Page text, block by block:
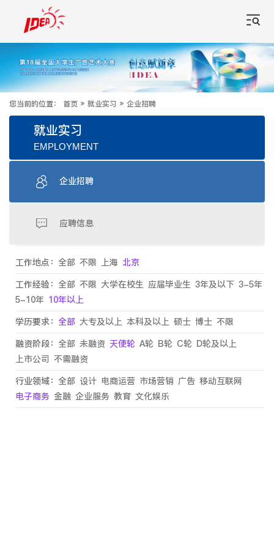
您当前的位置： 首页 » 就业实习 » 企业招聘
就业实习
EMPLOYMENT
企业招聘
应聘信息
工作地点： 全部 不限 上海 北京
工作经验： 全部 不限 大学在校生 应届毕业生 3年及以下 3-5年
5-10年 10年以上
学历要求： 全部 大专及以上 本科及以上 硕士 博士 不限
融资阶段： 全部 未融资 天使轮 A轮 B轮 C轮 D轮及以上
上市公司 不需融资
行业领域： 全部 设计 电商运营 市场营销 广告 移动互联网
电子商务 金融 企业服务 教育 文化娱乐